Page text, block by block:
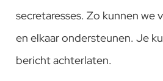
secretaresses. Zo kunnen we
en elkaar ondersteunen. Je
bericht achterlaten.